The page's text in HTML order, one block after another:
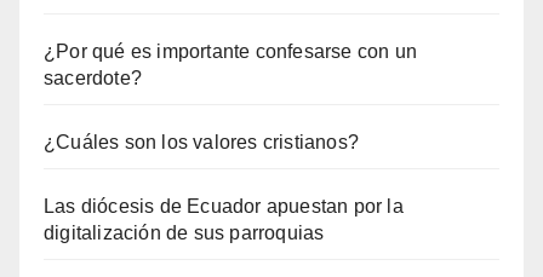
¿Por qué es importante confesarse con un
sacerdote?
¿Cuáles son los valores cristianos?
Las diócesis de Ecuador apuestan por la
digitalización de sus parroquias